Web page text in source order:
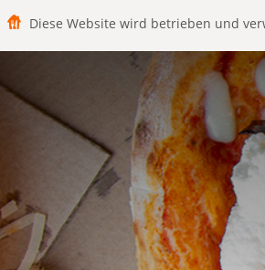
Diese Website wird betrieben und